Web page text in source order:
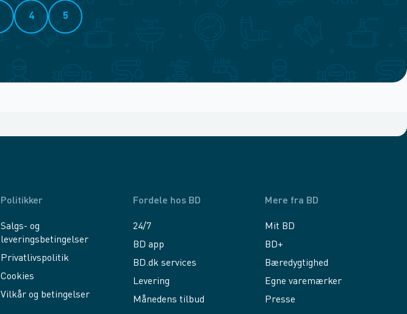
4 5
Politikker
Salgs- og
leveringsbetingelser
Privatlivspolitik
Cookies
Vilkår og betingelser
Fordele hos BD
24/7
BD app
BD.dk services
Levering
Månedens tilbud
Mere fra BD
Mit BD
BD+
Bæredygtighed
Egne varemærker
Presse